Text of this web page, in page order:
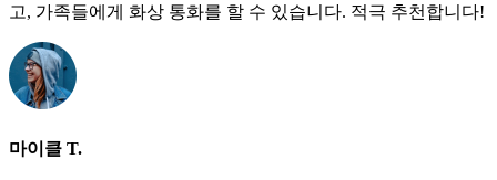
고, 가족들에게 화상 통화를 할 수 있습니다. 적극 추천합니다!
마이클 T.